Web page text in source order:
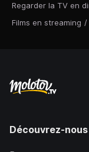
Regarder la TV en
Films en streaming /
Découvrez-nous